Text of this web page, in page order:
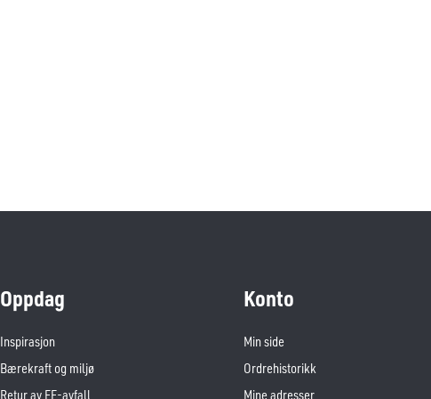
Oppdag
Inspirasjon
Bærekraft og miljø
Retur av EE-avfall
Konto
Min side
Ordrehistorikk
Mine adresser